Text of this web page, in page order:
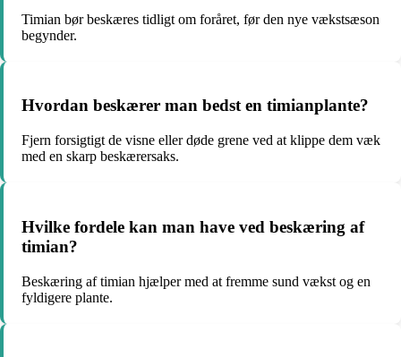
Timian bør beskæres tidligt om foråret, før den nye vækstsæson
begynder.
Hvordan beskærer man bedst en timianplante?
Fjern forsigtigt de visne eller døde grene ved at klippe dem væk
med en skarp beskærersaks.
Hvilke fordele kan man have ved beskæring af
timian?
Beskæring af timian hjælper med at fremme sund vækst og en
fyldigere plante.